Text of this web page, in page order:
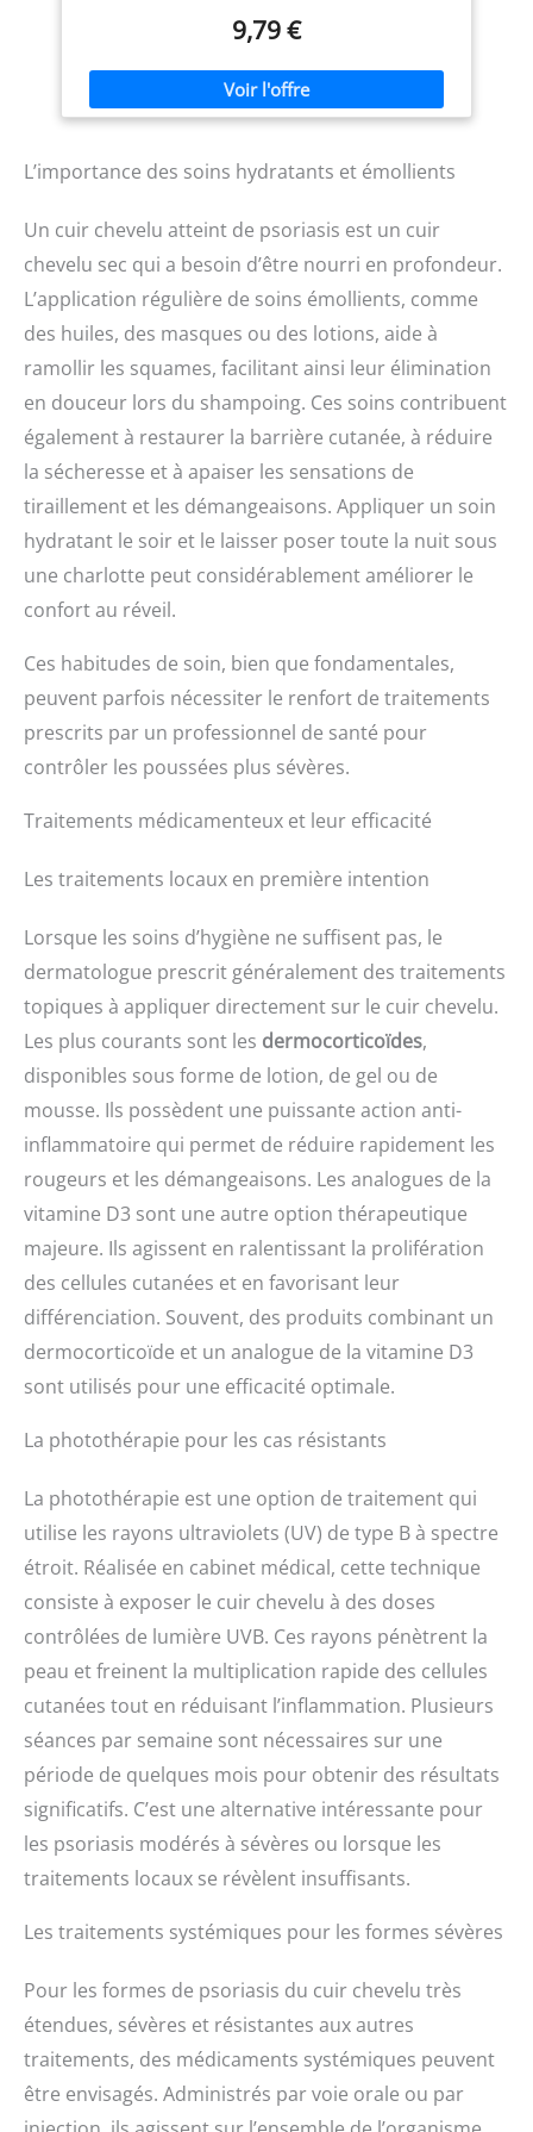
démangeaison est apaisant
forêts locales allemandes :
Avec chaque produit Evolsin
que vous achetez, vous
soutenez le reboisement de
forêts. Evolsin fait don, pour
au projet Waldliebe
quotidien sur le cuir chevelu
sensible et irrité, offrant un
nettoyage en douceur tout
en traitant les affections
cutanées
9,79 €
L’importance des soins hydratants et émollients
Un cuir chevelu atteint de psoriasis est un cuir
chevelu sec qui a besoin d’être nourri en profondeur.
L’application régulière de soins émollients, comme
des huiles, des masques ou des lotions, aide à
ramollir les squames, facilitant ainsi leur élimination
en douceur lors du shampoing. Ces soins contribuent
également à restaurer la barrière cutanée, à réduire
la sécheresse et à apaiser les sensations de
tiraillement et les démangeaisons. Appliquer un soin
hydratant le soir et le laisser poser toute la nuit sous
une charlotte peut considérablement améliorer le
confort au réveil.
Ces habitudes de soin, bien que fondamentales,
peuvent parfois nécessiter le renfort de traitements
prescrits par un professionnel de santé pour
contrôler les poussées plus sévères.
Traitements médicamenteux et leur efficacité
Les traitements locaux en première intention
Lorsque les soins d’hygiène ne suffisent pas, le
dermatologue prescrit généralement des traitements
topiques à appliquer directement sur le cuir chevelu.
Les plus courants sont les dermocorticoïdes,
disponibles sous forme de lotion, de gel ou de
mousse. Ils possèdent une puissante action anti-
inflammatoire qui permet de réduire rapidement les
rougeurs et les démangeaisons. Les analogues de la
vitamine D3 sont une autre option thérapeutique
majeure. Ils agissent en ralentissant la prolifération
des cellules cutanées et en favorisant leur
différenciation. Souvent, des produits combinant un
dermocorticoïde et un analogue de la vitamine D3
sont utilisés pour une efficacité optimale.
La photothérapie pour les cas résistants
La photothérapie est une option de traitement qui
utilise les rayons ultraviolets (UV) de type B à spectre
étroit. Réalisée en cabinet médical, cette technique
consiste à exposer le cuir chevelu à des doses
contrôlées de lumière UVB. Ces rayons pénètrent la
peau et freinent la multiplication rapide des cellules
cutanées tout en réduisant l’inflammation. Plusieurs
séances par semaine sont nécessaires sur une
période de quelques mois pour obtenir des résultats
significatifs. C’est une alternative intéressante pour
les psoriasis modérés à sévères ou lorsque les
traitements locaux se révèlent insuffisants.
Les traitements systémiques pour les formes sévères
Pour les formes de psoriasis du cuir chevelu très
étendues, sévères et résistantes aux autres
traitements, des médicaments systémiques peuvent
être envisagés. Administrés par voie orale ou par